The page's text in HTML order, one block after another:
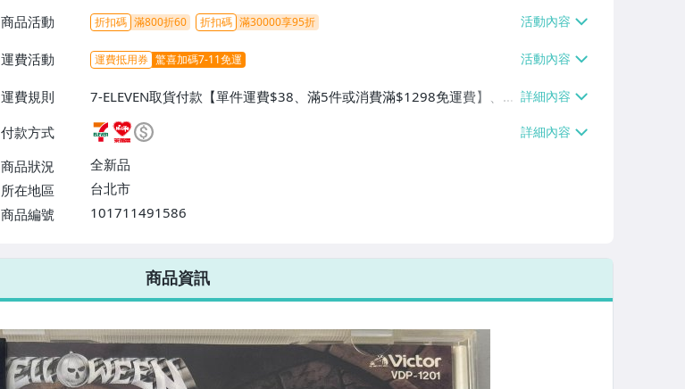
商品活動 折扣碼 滿800折60 折扣碼 滿30000享95折
運費活動 運費抵用券 驚喜加碼7-11免運
運費規則
7-ELEVEN取貨付款【單件運費$38、滿5件或消費滿$1298免運費】、7-
ELEVEN取貨不付款【免運費】、萊爾富取貨付款【單件運費$60、滿5件
或消費滿$1298免運費】、宅配/貨運【單件運費$120、滿5件或消費滿
$1598免運費】
付款方式
商品狀況
全新品
所在地區
台北市
商品編號
101711491586
7-ELEVEN 運費只要38元
不限金額、筆數，筆筆優惠無限次！
商品資訊